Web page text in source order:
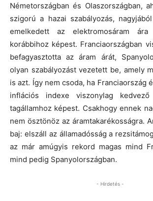
Németországban és Olaszországban,
szigorú a hazai szabályozás,
emelkedett az elektromosáram
korábbihoz képest. Franciaországban
befagyasztotta az áram árát,
olyan szabályozást vezetett be, amely
is azt. Így nem csoda, ha Franciaország
inflációs indexe viszonylag
tagállamhoz képest. Csakhogy ennek
nem ösztönöz az áramtakarékosságra.
baj: elszáll az államadósság a
az már amúgyis rekord magas mind
mind pedig Spanyolországban.
- Hirdetés -